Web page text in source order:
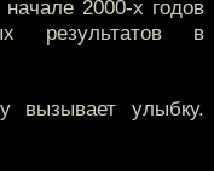
2000-х годов
результатов в
вызывает улыбку.